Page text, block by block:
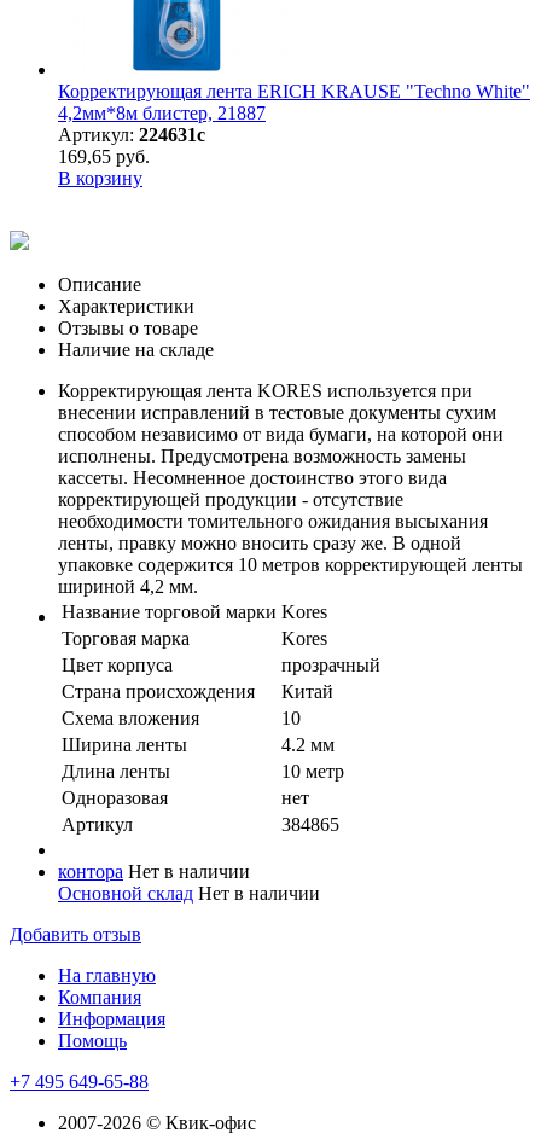
Корректирующая лента ERICH KRAUSE "Techno White"
4,2мм*8м блистер, 21887
Артикул: 224631с
169,65 руб.
В корзину
Описание
Характеристики
Отзывы о товаре
Наличие на складе
Корректирующая лента KORES используется при
внесении исправлений в тестовые документы сухим
способом независимо от вида бумаги, на которой они
исполнены. Предусмотрена возможность замены
кассеты. Несомненное достоинство этого вида
корректирующей продукции - отсутствие
необходимости томительного ожидания высыхания
ленты, правку можно вносить сразу же. В одной
упаковке содержится 10 метров корректирующей ленты
шириной 4,2 мм.
Название торговой марки Kores
Торговая марка
Kores
Цвет корпуса
прозрачный
Страна происхождения
Китай
Схема вложения
10
Ширина ленты
4.2 мм
Длина ленты
10 метр
Одноразовая
нет
Артикул
384865
контора Нет в наличии
Основной склад Нет в наличии
Добавить отзыв
На главную
Компания
Информация
Помощь
+7 495 649-65-88
2007-2026 © Квик-офис